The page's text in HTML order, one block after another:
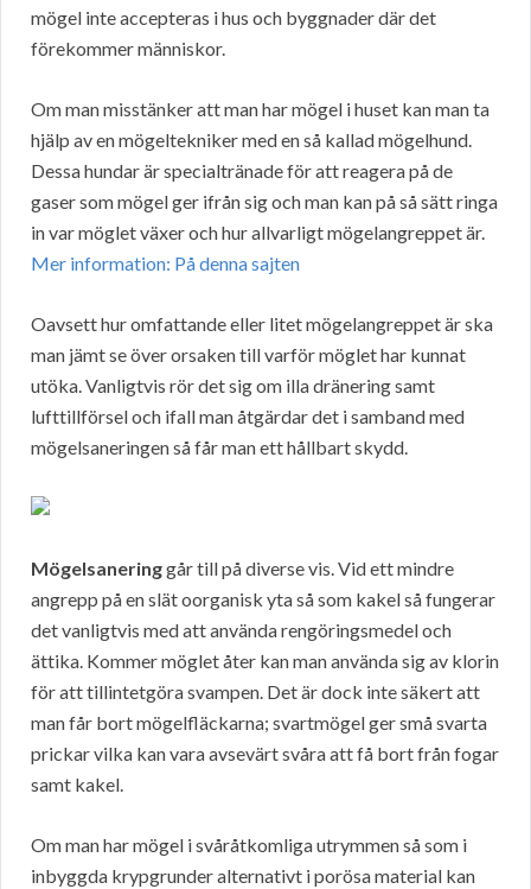
mögel inte accepteras i hus och byggnader där det
förekommer människor.
Om man misstänker att man har mögel i huset kan man ta
hjälp av en mögeltekniker med en så kallad mögelhund.
Dessa hundar är specialtränade för att reagera på de
gaser som mögel ger ifrån sig och man kan på så sätt ringa
in var möglet växer och hur allvarligt mögelangreppet är.
Mer information: På denna sajten
Oavsett hur omfattande eller litet mögelangreppet är ska
man jämt se över orsaken till varför möglet har kunnat
utöka. Vanligtvis rör det sig om illa dränering samt
lufttillförsel och ifall man åtgärdar det i samband med
mögelsaneringen så får man ett hållbart skydd.
Mögelsaneringgår till på diverse vis. Vid ett mindre
angrepp på en slät oorganisk yta så som kakel så fungerar
det vanligtvis med att använda rengöringsmedel och
ättika. Kommer möglet åter kan man använda sig av klorin
för att tillintetgöra svampen. Det är dock inte säkert att
man får bort mögelfläckarna; svartmögel ger små svarta
prickar vilka kan vara avsevärt svåra att få bort från fogar
samt kakel.
Om man har mögel i svåråtkomliga utrymmen så som i
inbyggda krypgrunder alternativt i porösa material kan